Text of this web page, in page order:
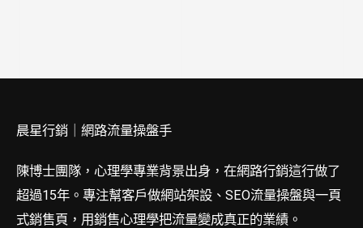
晨星行銷｜網路流量操盤手
陳博士團隊，心理學專業背景出身，在網路行銷這行做了
超過15年。專注幫客戶做網站架設、SEO流量操盤與一頁
式銷售頁，用銷售心理學把流量變成真正的業績。